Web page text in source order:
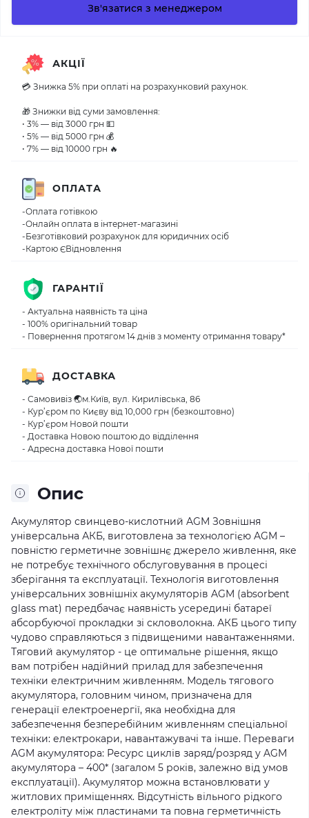
Зв'язатися з менеджером
Опис
Акумулятор свинцево-кислотний AGM Зовнішня
універсальна АКБ, виготовлена за технологією AGM –
повністю герметичне зовнішнє джерело живлення, яке
не потребує технічного обслуговування в процесі
зберігання та експлуатації. Технологія виготовлення
універсальних зовнішніх акумуляторів AGM (absorbent
glass mat) передбачає наявність усередині батареї
абсорбуючої прокладки зі скловолокна. АКБ цього типу
чудово справляються з підвищеними навантаженнями.
Тяговий акумулятор - це оптимальне рішення, якщо
вам потрібен надійний прилад для забезпечення
техніки електричним живленням. Модель тягового
акумулятора, головним чином, призначена для
генерації електроенергії, яка необхідна для
забезпечення безперебійним живленням спеціальної
техніки: електрокари, навантажувачі та інше. Переваги
AGM акумулятора: Ресурс циклів заряд/розряд у AGM
акумулятора – 400* (загалом 5 років, залежно від умов
експлуатації). Акумулятор можна встановлювати у
житлових приміщеннях. Відсутність вільного рідкого
електроліту між пластинами та повна герметичність
АКЦІЇ
💳 Знижка 5% при оплаті на розрахунковий рахунок.
🎁 Знижки від суми замовлення:
• 3% — від 3000 грн 💵
• 5% — від 5000 грн 💰
• 7% — від 10000 грн 🔥
ОПЛАТА
-Оплата готівкою
-Онлайн оплата в інтернет-магазині
-Безготівковий розрахунок для юридичних осіб
-Картою ЄВідновлення
ГАРАНТІЇ
- Актуальна наявність та ціна
- 100% оригінальний товар
- Повернення протягом 14 днів з моменту отримання товару*
ДОСТАВКА
- Самовивіз 🌏м.Київ, вул. Кирилівська, 86
- Кур’єром по Києву від 10,000 грн (безкоштовно)
- Кур’єром Новой пошти
- Доставка Новою поштою до відділення
- Адресна доставка Нової пошти